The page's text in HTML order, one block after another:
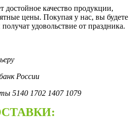
достойное качество продукции,
цены. Покупая у нас, вы будете
удовольствие от праздника.
России
5140 1702 1407 1079